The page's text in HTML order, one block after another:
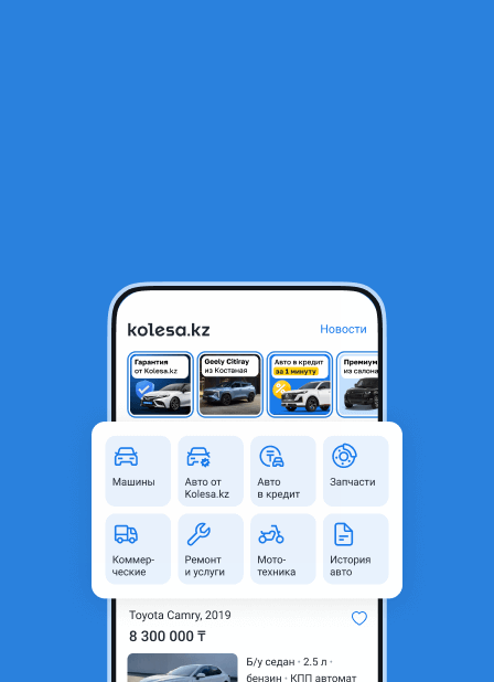
стекла за 40 минут в Алматы
10707
Реставрация автостекол. От 20 мин. Теплый
бокс. Выезд по городу.